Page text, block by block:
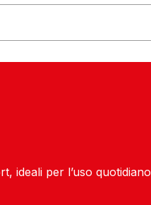
ideali per l’uso quotidiano